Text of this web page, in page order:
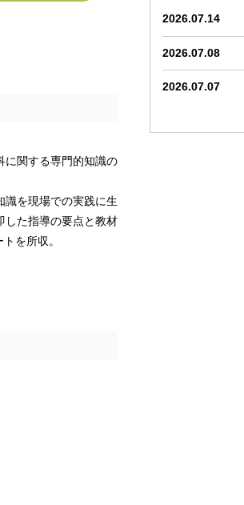
に関する専門的知識の
識を現場での実践に生
した指導の要点と教材
を所収。
2026.07.14
2026.07.08
2026.07.07